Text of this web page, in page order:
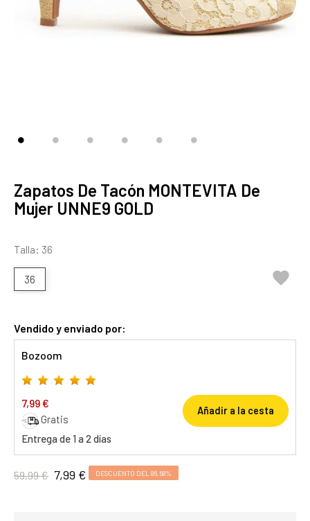
Zapatos De Tacón MONTEVITA De
Mujer UNNE9 GOLD
Talla: 36
36 
Vendido y enviado por:
Bozoom
7,99 €
Gratis
Entrega de 1 a 2 días
Añadir a la cesta
59,99 € 7,99 € DESCUENTO DEL 86,68%